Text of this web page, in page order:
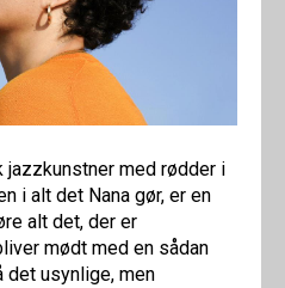
jazzkunstner med rødder i
i alt det Nana gør, er en
alt det, der er
mødt med en sådan
usynlige, men